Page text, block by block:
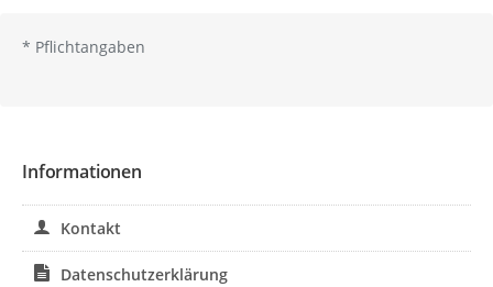
* Pflichtangaben
Informationen
Kontakt
Datenschutzerklärung